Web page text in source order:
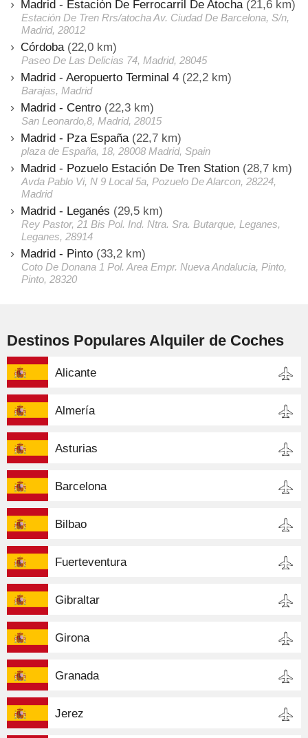
Madrid - Estación De Ferrocarril De Atocha (21,6 km)
Estación De Tren Rrs/atocha Av. Ciudad De Barcelona, S/n,
Madrid, 28012
Córdoba (22,0 km)
Paseo De Las Delicias 74, Madrid, 28045
Madrid - Aeropuerto Terminal 4 (22,2 km)
Barajas, Madrid
Madrid - Centro (22,3 km)
San Leonardo,8, Madrid, 28015
Madrid - Pza España (22,7 km)
plaza de España, 18, 28008 Madrid, Spain
Madrid - Pozuelo Estación De Tren Station (28,7 km)
Avda Pablo Vi, N 9 Local 5a, Pozuelo De Alarcon, 28224,
Madrid
Madrid - Leganés (29,5 km)
Rey Pastor, 21 Bis Pol. Ind. Ntra. Sra. Butarque, Leganes,
Leganes, 28914
Madrid - Pinto (33,2 km)
Coto De Donana 1 Pol. Area Empr. Nueva Andalucia, Pinto,
Pinto, 28320
Destinos Populares Alquiler de Coches
Alicante
Almería
Asturias
Barcelona
Bilbao
Fuerteventura
Gibraltar
Girona
Granada
Jerez